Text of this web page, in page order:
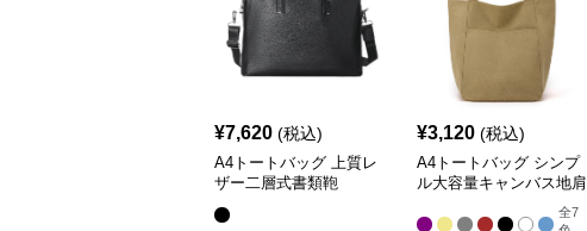
¥7,620 (税込)
A4トートバッグ 上質レ
ザー二層式書類鞄
¥3,120 (税込)
A4トートバッグ シンプ
ル大容量キャンバス地肩
全7